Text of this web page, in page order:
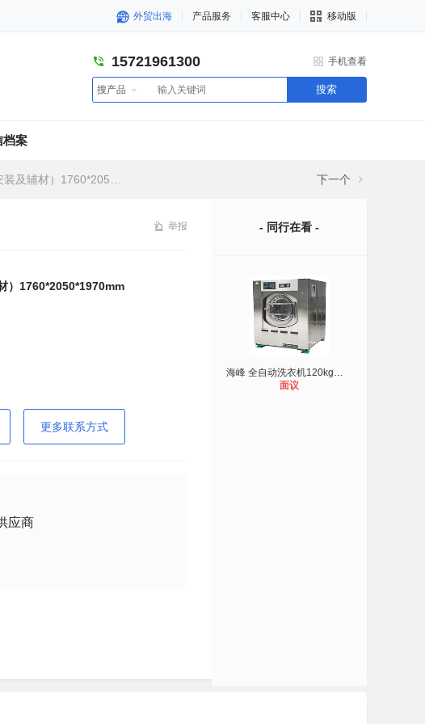
外贸出海 产品服务 客服中心 移动版
15721961300 手机查看
搜产品 搜索
档案
材）1760*2050*1970mm 下一个
举报
）1760*2050*1970mm
更多联系方式
应商
- 同行在看 -
海峰 全自动洗衣机120kg（含安装及辅
面议